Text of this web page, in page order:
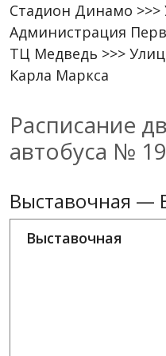
Стадион Динамо >>>
Администрация
ТЦ Медведь >>>
Карла Маркса
Расписание
автобуса № 19
Выставочная —
Выставочная